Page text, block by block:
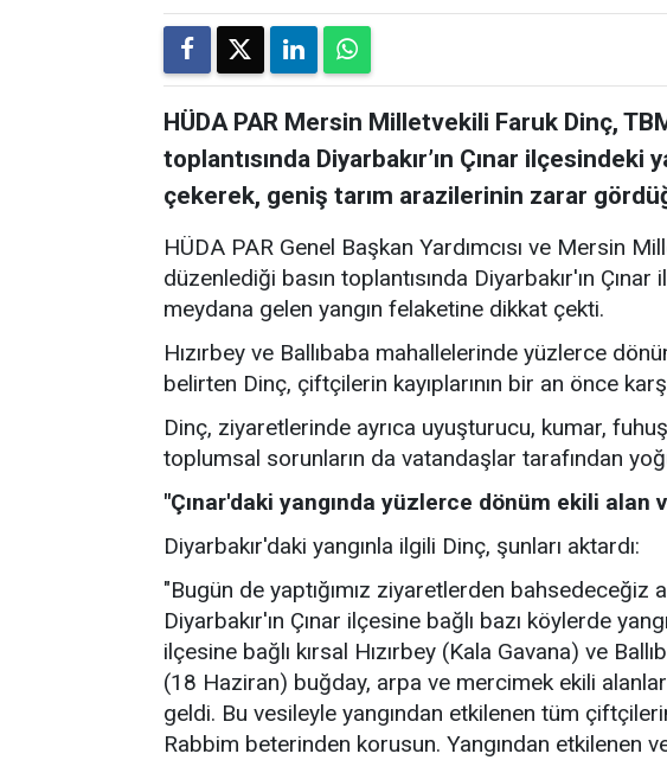
HÜDA PAR Mersin Milletvekili Faruk Dinç,
toplantısında Diyarbakır’ın Çınar
çekerek, geniş tarım arazilerinin zarar
HÜDA PAR Genel Başkan Yardımcısı ve Mersin
düzenlediği basın toplantısında Diyarbakır'ın
meydana gelen yangın felaketine dikkat çekti.
Hızırbey ve Ballıbaba mahallelerinde yüzlerce
belirten Dinç, çiftçilerin kayıplarının bir an önce
Dinç, ziyaretlerinde ayrıca uyuşturucu, kumar,
toplumsal sorunların da vatandaşlar tarafından
"Çınar'daki yangında yüzlerce dönüm ekili alan
Diyarbakır'daki yangınla ilgili Dinç, şunları aktardı:
"Bugün de yaptığımız ziyaretlerden bahsedeceğiz
Diyarbakır'ın Çınar ilçesine bağlı bazı köylerde
ilçesine bağlı kırsal Hızırbey (Kala Gavana) ve
(18 Haziran) buğday, arpa ve mercimek ekili
geldi. Bu vesileyle yangından etkilenen tüm
Rabbim beterinden korusun. Yangından etkilenen